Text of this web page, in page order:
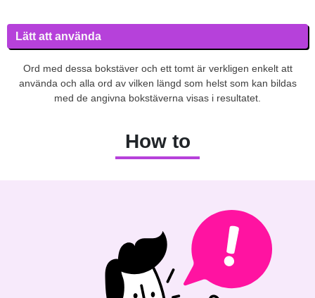
Lätt att använda
Ord med dessa bokstäver och ett tomt är verkligen enkelt att
använda och alla ord av vilken längd som helst som kan bildas
med de angivna bokstäverna visas i resultatet.
How to